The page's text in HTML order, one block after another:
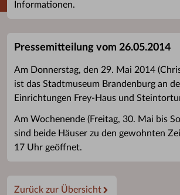
Informationen.
Pressemitteilung vom 26.05.2014
Am Donnerstag, den 29. Mai 2014
ist das Stadtmuseum Brandenburg an
Einrichtungen Frey-Haus und
Am Wochenende (Freitag, 30. Mai bis
sind beide Häuser zu den gewohnten
17 Uhr geöffnet.
Zurück zur Übersicht